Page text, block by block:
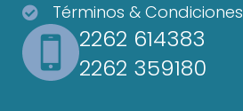
Términos & Condiciones
2262 614383
2262 359180